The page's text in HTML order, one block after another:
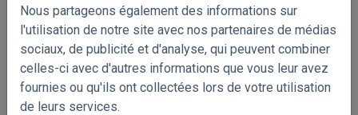
Nous partageons également des informations sur
l'utilisation de notre site avec nos partenaires de médias
sociaux, de publicité et d'analyse, qui peuvent combiner
celles-ci avec d'autres informations que vous leur avez
fournies ou qu'ils ont collectées lors de votre utilisation
de leurs services.
Choisissez vos échantillons gratuits! couleurs disponibles